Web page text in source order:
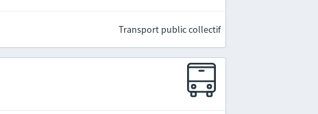
Transport public collectif